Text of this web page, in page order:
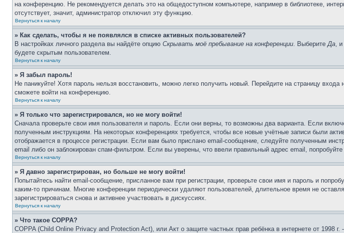
на конференцию. Не рекомендуется делать это на общедоступном компьютере, например в библиотеке,
отсутствует, значит, администратор отключил эту функцию.
Вернуться к началу
» Как сделать, чтобы я не появлялся в списке активных пользователей?
В настройках личного раздела вы найдёте опцию Скрывать моё пребывание на конференции. ВыберитеДа,
будете скрытым пользователем.
Вернуться к началу
» Я забыл пароль!
Не паникуйте! Хотя пароль нельзя восстановить, можно легко получить новый. Перейдите на страницу
сможете войти на конференцию.
Вернуться к началу
» Я только что зарегистрировался, но не могу войти!
Сначала проверьте свои имя пользователя и пароль. Если они верны, то возможны два варианта. Если
полученным инструкциям. На некоторых конференциях требуется, чтобы все новые учётные записи были
отображается в процессе регистрации. Если вам было прислано email-сообщение, следуйте полученным
email либо он заблокирован спам-фильтром. Если вы уверены, что ввели правильный адрес email, попробуйте
Вернуться к началу
» Я давно зарегистрирован, но больше не могу войти!
Попытайтесь найти email-сообщение, присланное вам при регистрации, проверьте свои имя и пароль и
каким-то причинам. Многие конференции периодически удаляют пользователей, длительное время не
зарегистрироваться снова и активнее участвовать в дискуссиях.
Вернуться к началу
» Что такое COPPA?
COPPA (Child Online Privacy and Protection Act), или Акт о защите частных прав ребёнка в интернете от